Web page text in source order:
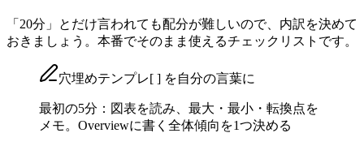
「20分」とだけ言われても配分が難しいので、内訳を決めて
おきましょう。本番でそのまま使えるチェックリストです。
穴埋めテンプレ[ ] を自分の言葉に
最初の5分：図表を読み、最大・最小・転換点を
メモ。Overviewに書く全体傾向を1つ決める